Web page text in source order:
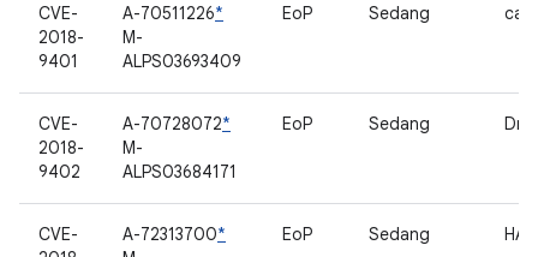
CVE-
2018-
9401
A-70511226*
M-
ALPS03693409
EoP Sedang
CVE-
2018-
9402
A-70728072*
M-
ALPS03684171
EoP Sedang
CVE-
A-72313700*
EoP Sedang HAL